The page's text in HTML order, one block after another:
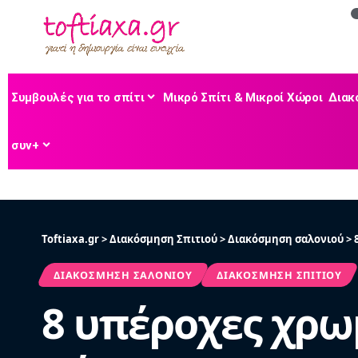
Συμβουλές για το σπίτι Μικρό Σπίτι & Μικροί Χώροι
συν+
Toftiaxa.gr>Διακόσμηση Σπιτιού>Διακόσμηση σαλονιού>
ΔΙΑΚΌΣΜΗΣΗ ΣΑΛΟΝΙΟΎ ΔΙΑΚΌΣΜΗΣΗ ΣΠΙΤΙΟΎ
8 υπέροχες